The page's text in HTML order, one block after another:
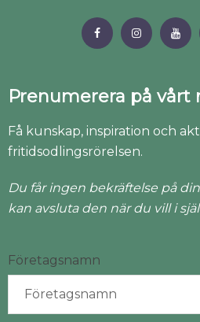
Prenumerera på vårt
Få kunskap, inspiration och
fritidsodlingsrörelsen.
Du får ingen bekräftelse på
kan avsluta den när du vill i
Företagsnamn